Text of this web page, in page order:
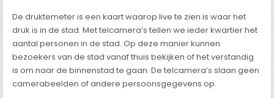
De druktemeter is een kaart waarop live te zien is waar het
druk is in de stad. Met telcamera’s tellen we ieder kwartier het
aantal personen in de stad. Op deze manier kunnen
bezoekers van de stad vanaf thuis bekijken of het verstandig
is om naar de binnenstad te gaan. De telcamera’s slaan geen
camerabeelden of andere persoonsgegevens op.